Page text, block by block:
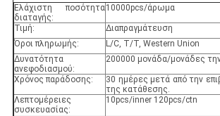
Ελάχιστη ποσότητα
διαταγής:
10000pcs/άρωμα
Τιμή:
Διαπραγμάτευση
Όροι πληρωμής:
L/C, T/T, Western Union
Δυνατότητα
ανεφοδιασμού:
200000 μονάδα/μονάδες
Χρόνος παράδοσης:
30 ημέρες μετά από την
της κατάθεσης.
Λεπτομέρειες
συσκευασίας:
10pcs/inner 120pcs/ctn